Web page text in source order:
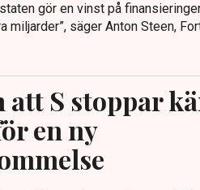
gör en vinst på
miljarder”, säger Anton Steen,
att S stoppar
en ny